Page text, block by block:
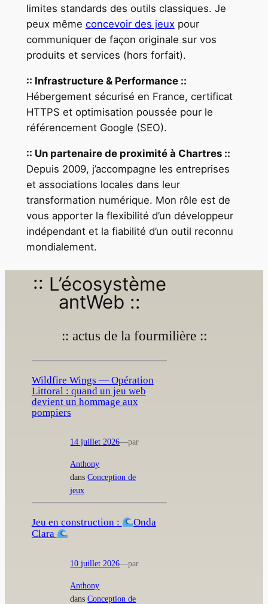
limites standards des outils classiques. Je
peux même concevoir des jeux pour
communiquer de façon originale sur vos
produits et services (hors forfait).
:: Infrastructure & Performance ::
Hébergement sécurisé en France, certificat
HTTPS et optimisation poussée pour le
référencement Google (SEO).
:: Un partenaire de proximité à Chartres ::
Depuis 2009, j’accompagne les entreprises
et associations locales dans leur
transformation numérique. Mon rôle est de
vous apporter la flexibilité d’un développeur
indépendant et la fiabilité d’un outil reconnu
mondialement.
:: L’écosystème
antWeb ::
:: actus de la fourmilière ::
Wildfire Wings — Opération
Littoral : quand un jeu web
devient un hommage aux
pompiers
14 juillet 2026—par
Anthony
dansConception de
jeux
Jeu en construction :
Onda
Clara
10 juillet 2026—par
Anthony
dansConception de